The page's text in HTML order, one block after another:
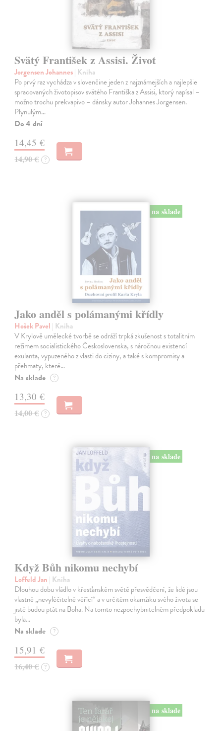
Svätý František z Assisi. Život
Jorgensen Johannes| Kniha
Po prvý raz vychádza v slovenčine jeden z najznámejších a najlepšie
spracovaných životopisov svätého Františka z Assisi, ktorý napísal –
možno trochu prekvapivo – dánsky autor Johannes Jorgensen.
Plynulým…
Do 4 dní
14,45 €
14,90 € ?
na sklade
Jako anděl s polámanými křídly
Hošek Pavel | Kniha
V Krylově umělecké tvorbě se odráží trpká zkušenost s totalitním
režimem socialistického Československa, s náročnou existencí
exulanta, vypuzeného z vlasti do ciziny, a také s kompromisy a
přehmaty, které…
Na sklade ?
13,30 €
14,00 € ?
na sklade
Když Bůh nikomu nechybí
Loffeld Jan | Kniha
Dlouhou dobu vládlo v křesťanském světě přesvědčení, že lidé jsou
vlastně „nevyléčitelně věřící“ a v určitém okamžiku svého života se
jistě budou ptát na Boha. Na tomto nezpochybnitelném předpokladu
byla…
Na sklade ?
15,91 €
16,40 € ?
na sklade